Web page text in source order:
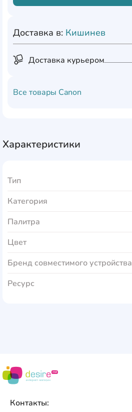
Доставка в: Кишинев
Доставка курьером
Все товары Canon
Характеристики
Тип
Категория
Палитра
Цвет
Бренд совместимого устройства
Ресурс
Контакты: